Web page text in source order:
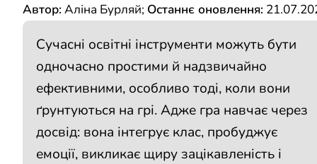
Автор:Аліна Бурляй; Останнє оновлення:
Сучасні освітні інструменти можуть бути
одночасно простими й надзвичайно
ефективними, особливо тоді, коли вони
ґрунтуються на грі. Адже гра навчає через
досвід: вона інтегрує клас, пробуджує
емоції, викликає щиру зацікавленість і